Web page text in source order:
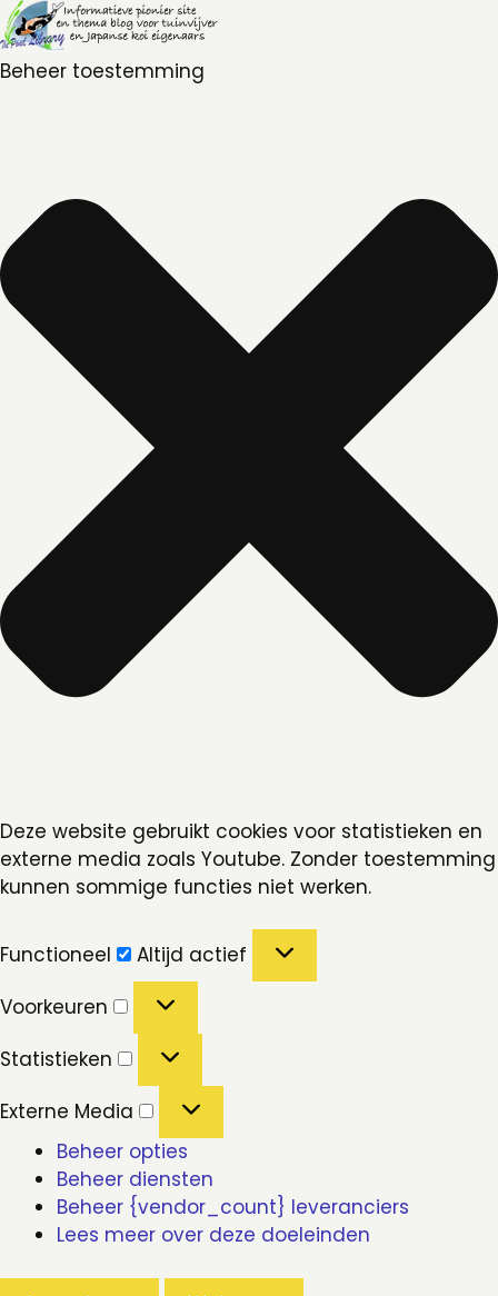
Beheer toestemming
Deze website gebruikt cookies voor statistieken en
externe media zoals Youtube. Zonder toestemming
kunnen sommige functies niet werken.
Functioneel Functioneel
Altijd actief
Voorkeuren
Voorkeuren
Statistieken Statistieken
Externe Media
Externe
Beheer opties
Beheer diensten
Beheer {vendor_count} leveranciers
Lees meer over deze doeleinden